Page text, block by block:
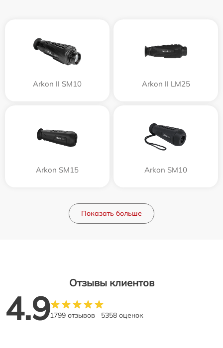
Arkon II SM10 Arkon II LM25
Arkon SM15 Arkon SM10
Показать больше
Отзывы клиентов
4.91799 отзывов 5358 оценок